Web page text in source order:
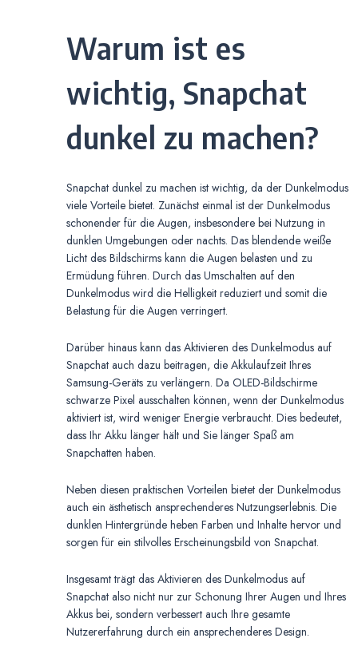
Warum ist es
wichtig, Snapchat
dunkel zu machen?
Snapchat dunkel zu machen ist wichtig, da der Dunkelmodus
viele Vorteile bietet. Zunächst einmal ist der Dunkelmodus
schonender für die Augen, insbesondere bei Nutzung in
dunklen Umgebungen oder nachts. Das blendende weiße
Licht des Bildschirms kann die Augen belasten und zu
Ermüdung führen. Durch das Umschalten auf den
Dunkelmodus wird die Helligkeit reduziert und somit die
Belastung für die Augen verringert.
Darüber hinaus kann das Aktivieren des Dunkelmodus auf
Snapchat auch dazu beitragen, die Akkulaufzeit Ihres
Samsung-Geräts zu verlängern. Da OLED-Bildschirme
schwarze Pixel ausschalten können, wenn der Dunkelmodus
aktiviert ist, wird weniger Energie verbraucht. Dies bedeutet,
dass Ihr Akku länger hält und Sie länger Spaß am
Snapchatten haben.
Neben diesen praktischen Vorteilen bietet der Dunkelmodus
auch ein ästhetisch ansprechenderes Nutzungserlebnis. Die
dunklen Hintergründe heben Farben und Inhalte hervor und
sorgen für ein stilvolles Erscheinungsbild von Snapchat.
Insgesamt trägt das Aktivieren des Dunkelmodus auf
Snapchat also nicht nur zur Schonung Ihrer Augen und Ihres
Akkus bei, sondern verbessert auch Ihre gesamte
Nutzererfahrung durch ein ansprechenderes Design.